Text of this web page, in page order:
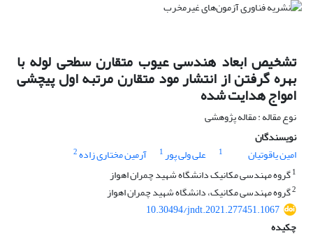
تشخیص ابعاد هندسی عیوب متقارن سطحی لوله با
بهره گرفتن از انتشار مود متقارن مرتبه اول پیچشی
امواج هدایت‌ شده
نوع مقاله : مقاله پژوهشی
نویسندگان
امین یاقوتیان
1 علی ولی پور1 آرمین مختاری زاده2
1گروه مهندسی مکانیک دانشگاه شهید چمران اهواز
2گروه مهندسی مکانیک، دانشگاه شهید چمران اهواز
10.30494/jndt.2021.277451.1067
چکیده